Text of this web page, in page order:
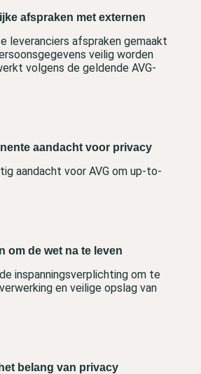
afspraken met externen
leveranciers afspraken gemaakt
veilig worden
volgens de geldende AVG-
aandacht voor privacy
aandacht voor AVG om up-to-
om de wet na te leven
inspanningsverplichting om te
en veilige opslag van
belang van privacy